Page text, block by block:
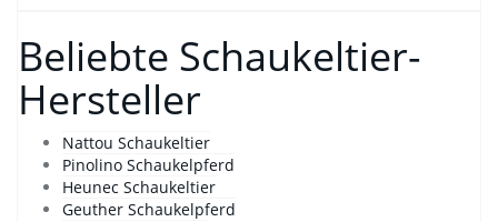
Beliebte Schaukeltier-
Hersteller
Nattou Schaukeltier
Pinolino Schaukelpferd
Heunec Schaukeltier
Geuther Schaukelpferd